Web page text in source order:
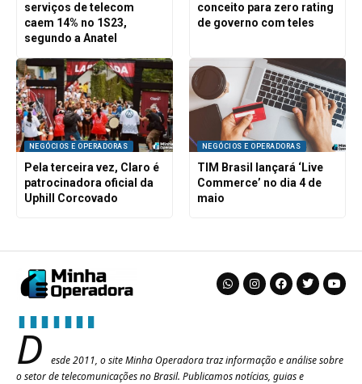
serviços de telecom
caem 14% no 1S23,
segundo a Anatel
conceito para zero rating
de governo com teles
NEGÓCIOS E OPERADORAS
Pela terceira vez, Claro é
patrocinadora oficial da
Uphill Corcovado
NEGÓCIOS E OPERADORAS
TIM Brasil lançará ‘Live
Commerce’ no dia 4 de
maio
D
esde 2011, o site Minha Operadora traz informação e análise sobre
o setor de telecomunicações no Brasil. Publicamos notícias, guias e